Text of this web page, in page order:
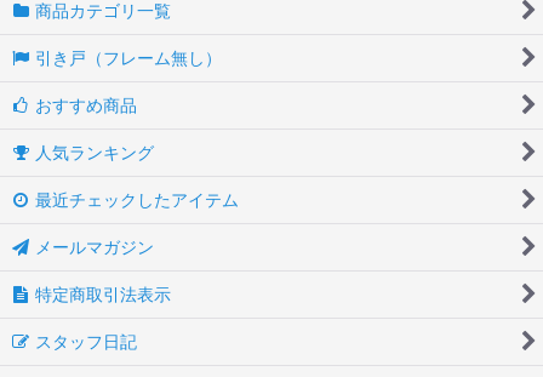
商品カテゴリ一覧
引き戸（フレーム無し）
おすすめ商品
人気ランキング
最近チェックしたアイテム
メールマガジン
特定商取引法表示
スタッフ日記